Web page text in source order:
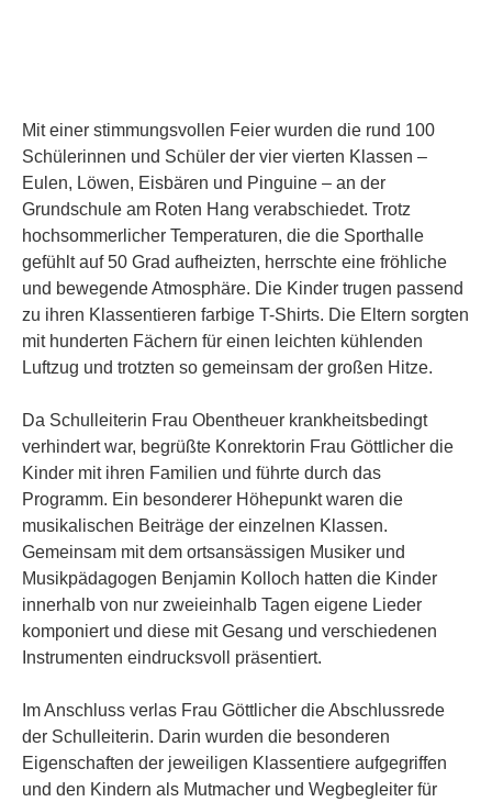
Mit einer stimmungsvollen Feier wurden die rund 100
Schülerinnen und Schüler der vier vierten Klassen –
Eulen, Löwen, Eisbären und Pinguine – an der
Grundschule am Roten Hang verabschiedet. Trotz
hochsommerlicher Temperaturen, die die Sporthalle
gefühlt auf 50 Grad aufheizten, herrschte eine fröhliche
und bewegende Atmosphäre. Die Kinder trugen passend
zu ihren Klassentieren farbige T-Shirts. Die Eltern sorgten
mit hunderten Fächern für einen leichten kühlenden
Luftzug und trotzten so gemeinsam der großen Hitze.
Da Schulleiterin Frau Obentheuer krankheitsbedingt
verhindert war, begrüßte Konrektorin Frau Göttlicher die
Kinder mit ihren Familien und führte durch das
Programm. Ein besonderer Höhepunkt waren die
musikalischen Beiträge der einzelnen Klassen.
Gemeinsam mit dem ortsansässigen Musiker und
Musikpädagogen Benjamin Kolloch hatten die Kinder
innerhalb von nur zweieinhalb Tagen eigene Lieder
komponiert und diese mit Gesang und verschiedenen
Instrumenten eindrucksvoll präsentiert.
Im Anschluss verlas Frau Göttlicher die Abschlussrede
der Schulleiterin. Darin wurden die besonderen
Eigenschaften der jeweiligen Klassentiere aufgegriffen
und den Kindern als Mutmacher und Wegbegleiter für